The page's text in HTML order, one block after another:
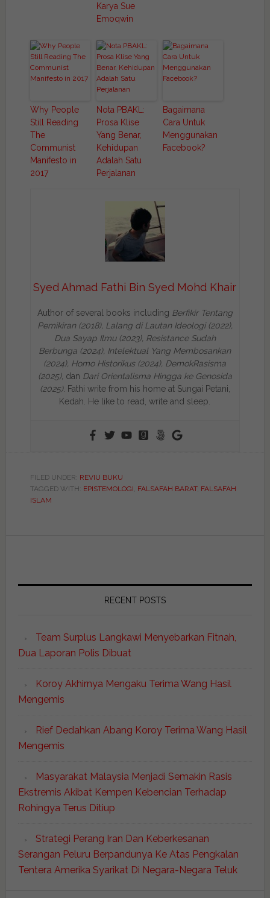
Karya Sue
Emoqwin
Why People
Still Reading
The
Communist
Manifesto in
2017
Nota PBAKL:
Prosa Klise
Yang Benar,
Kehidupan
Adalah Satu
Perjalanan
Bagaimana
Cara Untuk
Menggunakan
Facebook?
Syed Ahmad Fathi Bin Syed Mohd Khair
Author of several books including Berfikir Tentang
Pemikiran (2018), Lalang di Lautan Ideologi (2022),
Dua Sayap Ilmu (2023), Resistance Sudah
Berbunga (2024), Intelektual Yang Membosankan
(2024), Homo Historikus (2024), DemokRasisma
(2025), dan Dari Orientalisma Hingga ke Genosida
(2025). Fathi write from his home at Sungai Petani,
Kedah. He like to read, write and sleep.
FILED UNDER: REVIU BUKU
TAGGED WITH: EPISTEMOLOGI, FALSAFAH BARAT, FALSAFAH
ISLAM
RECENT POSTS
Team Surplus Langkawi Menyebarkan Fitnah,
Dua Laporan Polis Dibuat
Koroy Akhirnya Mengaku Terima Wang Hasil
Mengemis
Rief Dedahkan Abang Koroy Terima Wang Hasil
Mengemis
Masyarakat Malaysia Menjadi Semakin Rasis
Ekstremis Akibat Kempen Kebencian Terhadap
Rohingya Terus Ditiup
Strategi Perang Iran Dan Keberkesanan
Serangan Peluru Berpandunya Ke Atas Pengkalan
Tentera Amerika Syarikat Di Negara-Negara Teluk